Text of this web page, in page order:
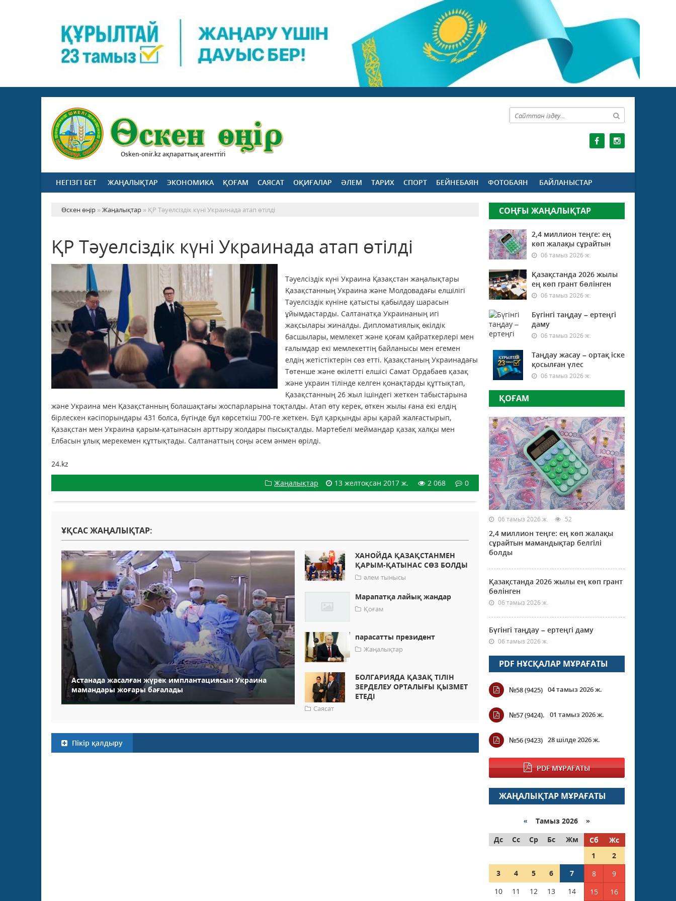
Osken-onir.kz ақпараттық агенттігі
НЕГІЗГІ БЕТ ЖАҢАЛЫҚТАР ЭКОНОМИКА ҚОҒАМ САЯСАТ ОҚИҒАЛАР ӘЛЕМ ТАРИХ СПОРТ БЕЙНЕБАЯН ФОТОБАЯН БАЙЛАНЫСТАР
Өскен өңір »Жаңалықтар » ҚР Тәуелсіздік күні Украинада атап өтілді
ҚР Тәуелсіздік күні Украинада атап өтілді
Тәуелсіздік күні Украина Қазақстан жаңалықтары
Қазақстанның Украина және Молдовадағы елшілігі
Тәуелсіздік күніне қатысты қабылдау шарасын
ұйымдастарды. Салтанатқа Украинаның игі
жақсылары жиналды. Дипломатиялық өкілдік
басшылары, мемлекет және қоғам қайраткерлері мен
ғалымдар екі мемлекеттің байланысы мен егемен
елдің жетістіктерін сөз етті. Қазақстаның Украинадағы
Төтенше және өкілетті елшісі Самат Ордабаев қазақ
және украин тілінде келген қонақтарды құттықтап,
Қазақстанның 26 жыл ішіндегі жеткен табыстарына
және Украина мен Қазақстанның болашақтағы жоспарларына тоқталды. Атап өту керек, өткен жылы ғана екі елдің
бірлескен кәсіпорындары 431 болса, бүгінде бұл көрсеткіш 700-ге жеткен. Бұл қарқынды ары қарай жалғастырып,
Қазақстан мен Украина қарым-қатынасын арттыру жолдары пысықталды. Мәртебелі меймандар қазақ халқы мен
Елбасын ұлық мерекемен құттықтады. Салтанаттың соңы әсем әнмен өрілді.
24.kz
Жаңалықтар
13 желтоқсан 2017 ж. 2 068 0
ҰҚСАС ЖАҢАЛЫҚТАР:
Астанада жасалған жүрек имплантациясын Украина
мамандары жоғары бағалады
ХАНОЙДА ҚАЗАҚСТАНМЕН
ҚАРЫМ-ҚАТЫНАС СӨЗ БОЛДЫ
әлем тынысы
Марапатқа лайық жандар
Қоғам
парасатты президент
Жаңалықтар
БОЛГАРИЯДА ҚАЗАҚ ТІЛІН
ЗЕРДЕЛЕУ ОРТАЛЫҒЫ ҚЫЗМЕТ
ЕТЕДІ
Саясат
Пікір қалдыру
СОҢҒЫ ЖАҢАЛЫҚТАР
2,4 миллион теңге: ең
көп жалақы сұрайтын
06 тамыз 2026 ж.
Қазақстанда 2026 жылы
ең көп грант бөлінген
06 тамыз 2026 ж.
Бүгінгі таңдау – ертеңгі
даму
06 тамыз 2026 ж.
Таңдау жасау – ортақ іске
қосылған үлес
06 тамыз 2026 ж.
ҚОҒАМ
06 тамыз 2026 ж. 52
2,4 миллион теңге: ең көп жалақы
сұрайтын мамандықтар белгілі
болды
Қазақстанда 2026 жылы ең көп грант
бөлінген
06 тамыз 2026 ж.
Бүгінгі таңдау – ертеңгі даму
06 тамыз 2026 ж.
PDF НҰСҚАЛАР МҰРАҒАТЫ
№58 (9425) 04 тамыз 2026 ж.
№57 (9424). 01 тамыз 2026 ж.
№56 (9423) 28 шілде 2026 ж.
PDF МҰРАҒАТЫ
ЖАҢАЛЫҚТАР МҰРАҒАТЫ
« Тамыз 2026 »
Дс
Сс Ср Бс Жм Сб
Жс
1
2
3
4 5 6 7 8
9
10
11 12 13 14 15 16